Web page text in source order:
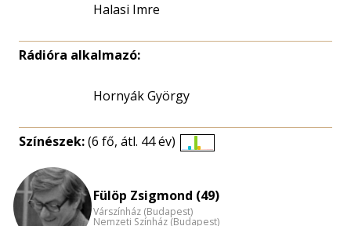
Halasi Imre
Rádióra alkalmazó:
Hornyák György
Színészek:(6 fő, átl. 44 év)
nagyítása
Fülöp Zsigmond (49)
Várszínház (Budapest)
Nemzeti Színház (Budapest)